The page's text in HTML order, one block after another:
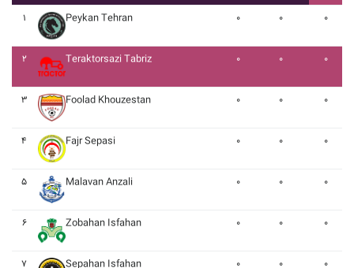
۱
Peykan Tehran ۰ ۰ ۰
۲ Teraktorsazi Tabriz ۰ ۰ ۰
۳ Foolad Khouzestan ۰ ۰ ۰
۴ Fajr Sepasi ۰ ۰ ۰
۵ Malavan Anzali ۰ ۰ ۰
۶ Zobahan Isfahan ۰ ۰ ۰
۷ Sepahan Isfahan ۰ ۰ ۰